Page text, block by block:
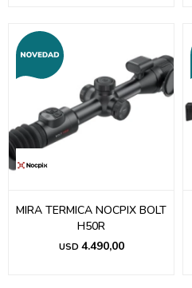
MIRA TERMICA NOCPIX BOLT
H50R
USD 4.490,00